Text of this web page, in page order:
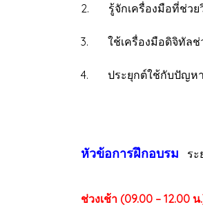
2. รู้จักเครื่องมือที่ช่วย
3. ใช้เครื่องมือดิจิทัลช่ว
4. ประยุกต์ใช้กับปัญหา
หัวข้อการฝึกอบรม ระ
ช่วงเช้า (09.00 – 12.00 น